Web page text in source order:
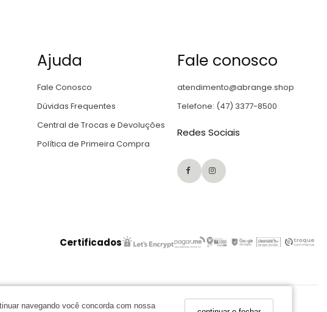
navegando você concorda com nossa
Ajuda
Fale Conosco
Dúvidas Frequentes
Central de Trocas e Devoluções
Política de Primeira Compra
Fale conosco
atendimento@abrange.shop
Telefone: (47) 3377-8500
Redes Sociais
Certificados
Alves – SC, 89128-670 | Grupo Abrange © 2026